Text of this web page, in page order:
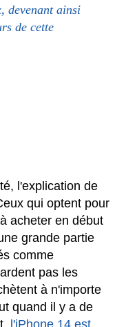
devenant ainsi
de cette
l'explication de
qui optent pour
acheter en début
grande partie
comme
pas les
à n'importe
quand il y a de
l'iPhone 14 est